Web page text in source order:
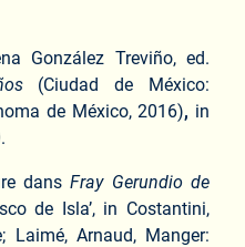
González Treviño, ed.
(Ciudad de México:
de México, 2016), in
dansFray Gerundio de
de Isla’, in Costantini,
Laimé, Arnaud, Manger: